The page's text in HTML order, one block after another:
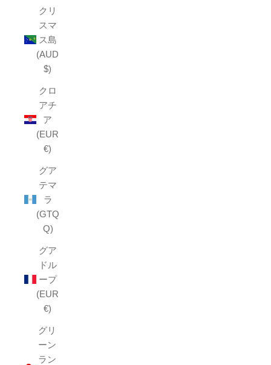
クリ
スマ
ス島
(AUD
$)
クロ
アチ
ア
(EUR
€)
グア
テマ
ラ
(GTQ
Q)
グア
ドル
ープ
(EUR
€)
グリ
ーン
ラン